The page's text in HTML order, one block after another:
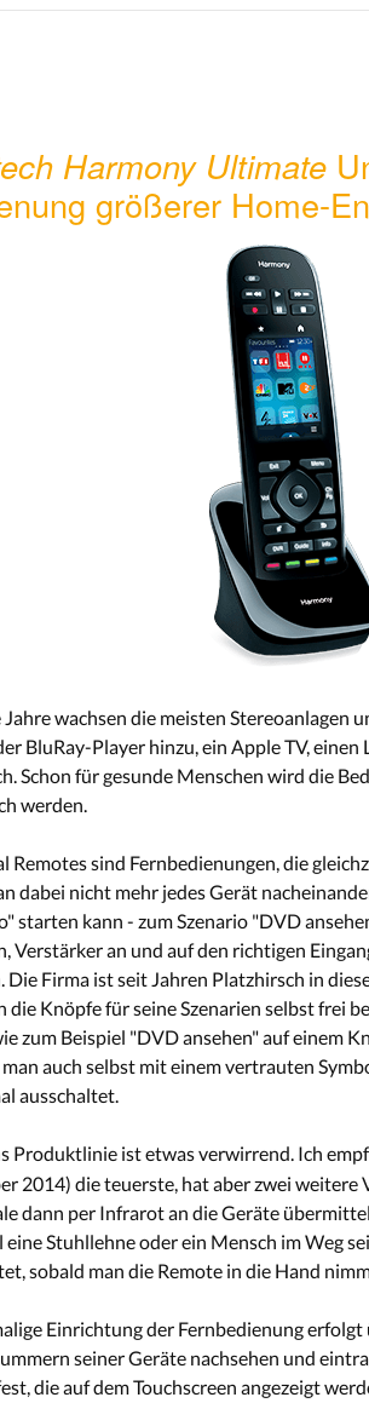
Harmony Ultimate
größerer Home-
Jahre wachsen die meisten Stereoanlagen
BluRay-Player hinzu, ein Apple TV,
Schon für gesunde Menschen wird die
werden.
Remotes sind Fernbedienungen, die
dabei nicht mehr jedes Gerät
starten kann - zum Szenario "DVD
Verstärker an und auf den richtigen
Die Firma ist seit Jahren Platzhirsch in
die Knöpfe für seine Szenarien selbst frei
zum Beispiel "DVD ansehen" auf einem
man auch selbst mit einem vertrauten
ausschaltet.
Produktlinie ist etwas verwirrend. Ich
2014) die teuerste, hat aber zwei weitere
dann per Infrarot an die Geräte
eine Stuhllehne oder ein Mensch im Weg
sobald man die Remote in die Hand
Einrichtung der Fernbedienung
seiner Geräte nachsehen und
die auf dem Touchscreen angezeigt